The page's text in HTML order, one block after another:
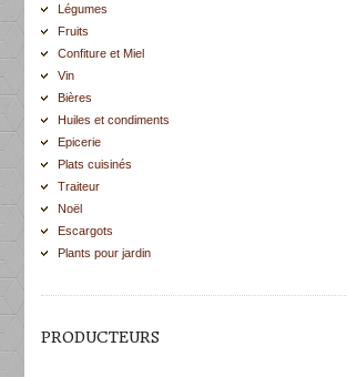
Légumes
Fruits
Confiture et Miel
Vin
Bières
Huiles et condiments
Epicerie
Plats cuisinés
Traiteur
Noël
Escargots
Plants pour jardin
PRODUCTEURS